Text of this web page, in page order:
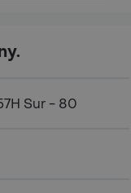
Sur - 80